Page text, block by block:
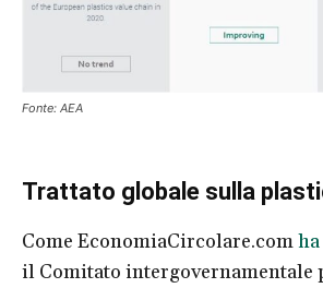
Fonte: AEA
Trattato globale sulla
Come EconomiaCircolare.com
il Comitato intergovernamentale